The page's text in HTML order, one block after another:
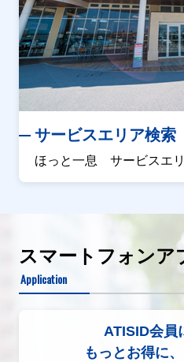
サービスエリア検索
ほっと一息 サービスエ
スマートフォンア
Application
ATISID会員
もっとお得に